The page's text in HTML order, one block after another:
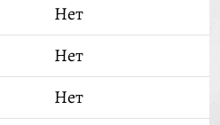
Нет
Нет
Нет